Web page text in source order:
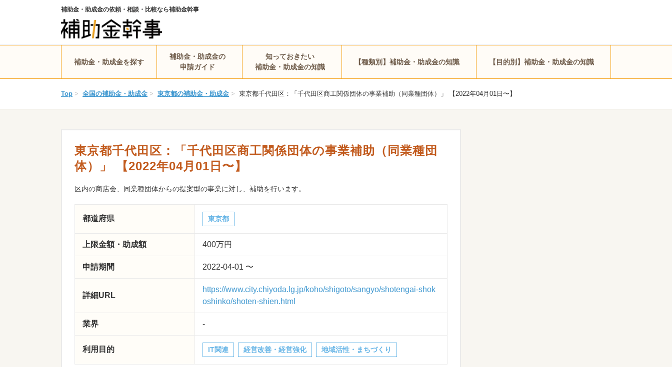
補助金・助成金の依頼・相談・比較なら補助金幹事
補助金・助成金を探す
補助金・助成金の
申請ガイド
知っておきたい
補助金・助成金の知識
【種類別】補助金・助成金の知識 【目的別】補助金・助成金の知識
Top > 全国の補助金・助成金 > 東京都の補助金・助成金 > 東京都千代田区：「千代田区商工関係団体の事業補助（同業種団体）」 【2022年04月01日〜】
東京都千代田区：「千代田区商工関係団体の事業補助（同業種団
体）」 【2022年04月01日〜】
区内の商店会、同業種団体からの提案型の事業に対し、補助を行います。
都道府県 東京都
上限金額・助成額 400万円
申請期間 2022-04-01 〜
詳細URL
https://www.city.chiyoda.lg.jp/koho/shigoto/sangyo/shotengai-shok
oshinko/shoten-shien.html
業界 -
利用目的 IT関連 経営改善・経営強化 地域活性・まちづくり